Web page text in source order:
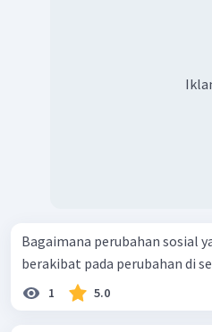
Bagaimana perubahan sosial
berakibat pada perubahan di
1 5.0